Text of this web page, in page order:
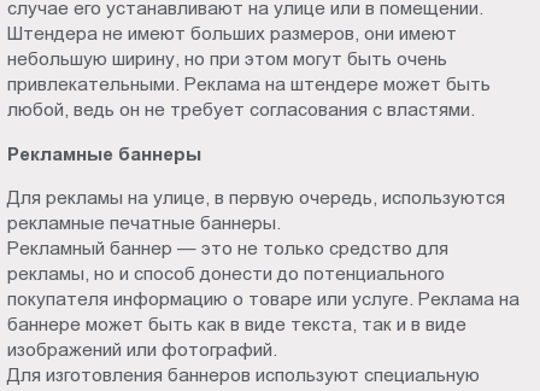
случае его устанавливают на улице или в помещении.
Штендера не имеют больших размеров, они имеют
небольшую ширину, но при этом могут быть очень
привлекательными. Реклама на штендере может быть
любой, ведь он не требует согласования с властями.
Рекламные баннеры
Для рекламы на улице, в первую очередь, используются
рекламные печатные баннеры.
Рекламный баннер — это не только средство для
рекламы, но и способ донести до потенциального
покупателя информацию о товаре или услуге. Реклама на
баннере может быть как в виде текста, так и в виде
изображений или фотографий.
Для изготовления баннеров используют специальную